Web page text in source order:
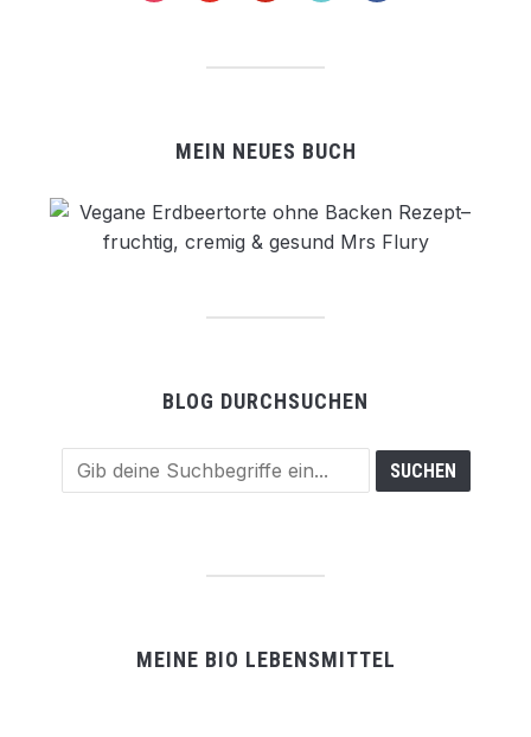
MEIN NEUES BUCH
BLOG DURCHSUCHEN
MEINE BIO LEBENSMITTEL